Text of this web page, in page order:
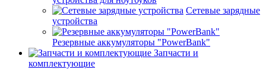
Сетевые зарядные
устройства
Резервные аккумуляторы "PowerBank"
Запчасти и
комплектующие